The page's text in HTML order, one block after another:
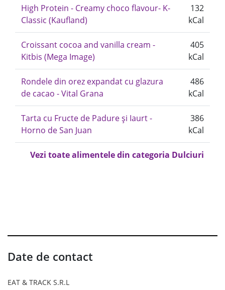
High Protein - Creamy choco flavour- K-
Classic (Kaufland)
132
kCal
Croissant cocoa and vanilla cream -
Kitbis (Mega Image)
405
kCal
Rondele din orez expandat cu glazura
de cacao - Vital Grana
486
kCal
Tarta cu Fructe de Padure și Iaurt -
Horno de San Juan
386
kCal
Vezi toate alimentele din categoria Dulciuri
Date de contact
EAT & TRACK S.R.L